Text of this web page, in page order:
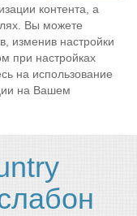
контента, а
Вы можете
изменив настройки
при настройках
на использование
на Вашем